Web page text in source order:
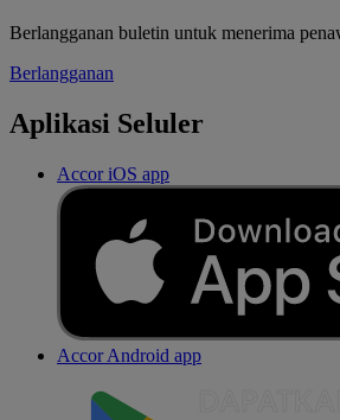
Berlangganan buletin untuk menerima
Berlangganan
Aplikasi Seluler
Accor iOS app
Accor Android app